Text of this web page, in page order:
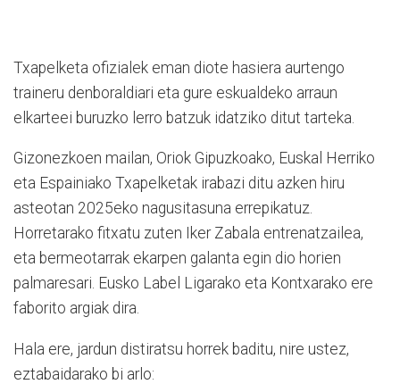
Txapelketa ofizialek eman diote hasiera aurtengo
traineru denboraldiari eta gure eskualdeko arraun
elkarteei buruzko lerro batzuk idatziko ditut tarteka.
Gizonezkoen mailan, Oriok Gipuzkoako, Euskal Herriko
eta Espainiako Txapelketak irabazi ditu azken hiru
asteotan 2025eko nagusitasuna errepikatuz.
Horretarako fitxatu zuten Iker Zabala entrenatzailea,
eta bermeotarrak ekarpen galanta egin dio horien
palmaresari. Eusko Label Ligarako eta Kontxarako ere
faborito argiak dira.
Hala ere, jardun distiratsu horrek baditu, nire ustez,
eztabaidarako bi arlo: